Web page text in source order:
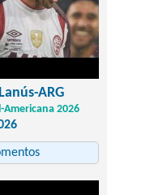
ARG
Americana 2026